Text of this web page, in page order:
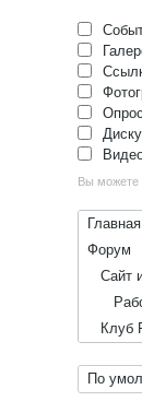
Опрос
Вы можете
Форум
Сайт
Клуб
Мы и
По